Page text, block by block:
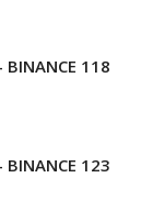
118
123